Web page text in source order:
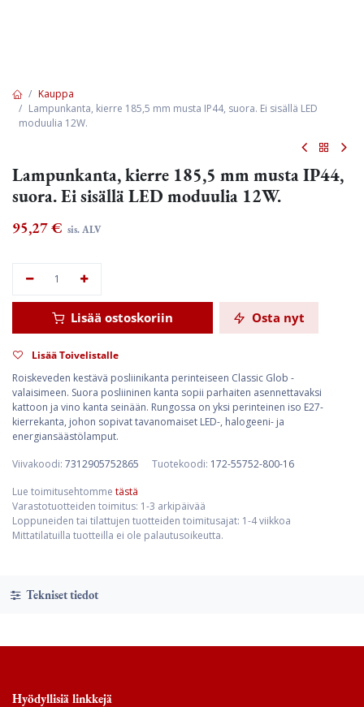
Kauppa
Lampunkanta, kierre 185,5 mm musta IP44, suora. Ei sisällä LED
moduulia 12W.
Lampunkanta, kierre 185,5 mm musta IP44,
suora. Ei sisällä LED moduulia 12W.
95,27€ sis. ALV
Lisää ostoskoriin Osta nyt
Lisää Toivelistalle
Roiskeveden kestävä posliinikanta perinteiseen Classic Glob -
valaisimeen. Suora posliininen kanta sopii parhaiten asennettavaksi
kattoon ja vino kanta seinään. Rungossa on yksi perinteinen iso E27-
kierrekanta, johon sopivat tavanomaiset LED-, halogeeni- ja
energiansäästölamput.
Viivakoodi: 7312905752865 Tuotekoodi: 172-55752-800-16
Lue toimitusehtomme tästä
Varastotuotteiden toimitus: 1-3 arkipäivää
Loppuneiden tai tilattujen tuotteiden toimitusajat: 1-4 viikkoa
Mittatilatuilla tuotteilla ei ole palautusoikeutta.
Tekniset tiedot
Hyödyllisiä linkkejä